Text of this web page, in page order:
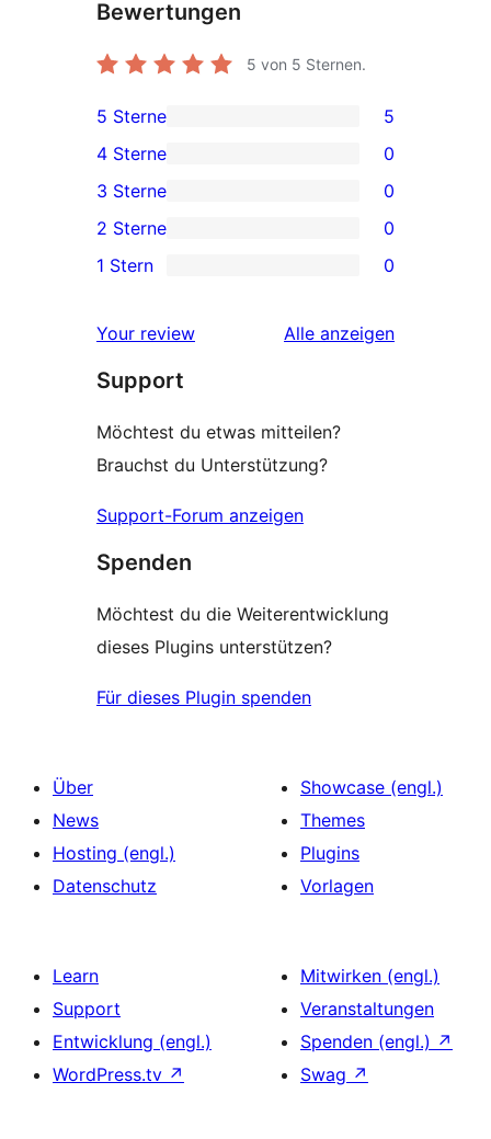
Bewertungen
5 von 5 Sternen.
5 5-
Sterne-
Rezensionen
5 Sterne 5
0 4-
Sterne-
Rezensionen
4 Sterne 0
0 3-
Sterne-
Rezensionen
3 Sterne 0
0 2-
Sterne-
2 Sterne 0
0 1-
Rezensionen
1 Stern 0
Your review Alle Rezensionen
anzeigen
Support
Möchtest du etwas mitteilen?
Brauchst du Unterstützung?
Support-Forum anzeigen
Spenden
Möchtest du die Weiterentwicklung
dieses Plugins unterstützen?
Für dieses Plugin spenden
Über
News
Hosting (engl.)
Datenschutz
Showcase (engl.)
Themes
Plugins
Vorlagen
Learn
Support
Entwicklung (engl.)
WordPress.tv ↗
Mitwirken (engl.)
Veranstaltungen
Spenden (engl.) ↗
Swag ↗